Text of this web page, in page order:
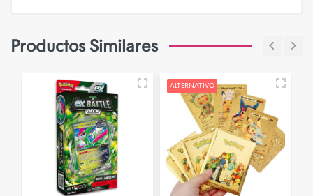
Productos Similares
ALTERNATIVO